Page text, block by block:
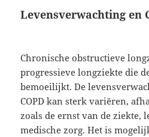
Levensverwachting en
Chronische obstructieve
progressieve longziekte die
bemoeilijkt. De
COPD kan sterk variëren,
zoals de ernst van de ziekte,
medische zorg. Het is